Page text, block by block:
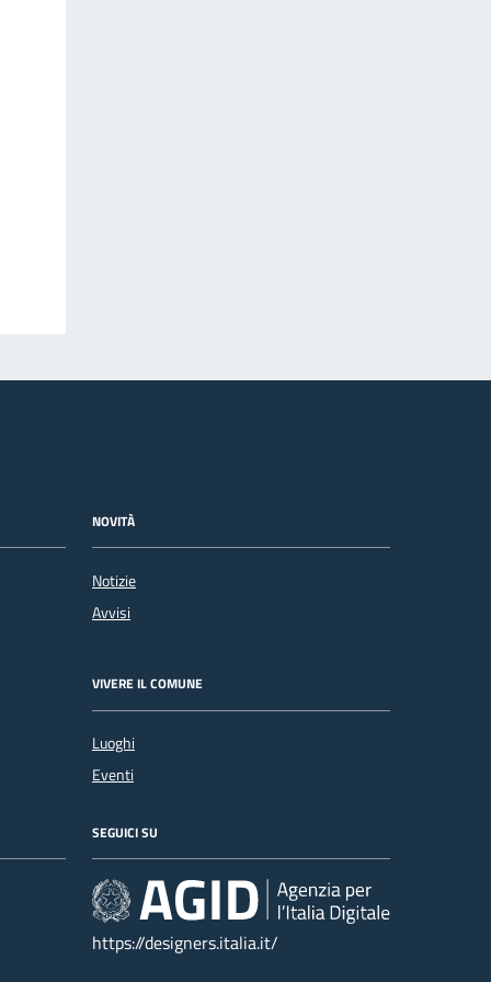
NOVITÀ
Notizie
Avvisi
VIVERE IL COMUNE
Luoghi
Eventi
SEGUICI SU
https://designers.italia.it/